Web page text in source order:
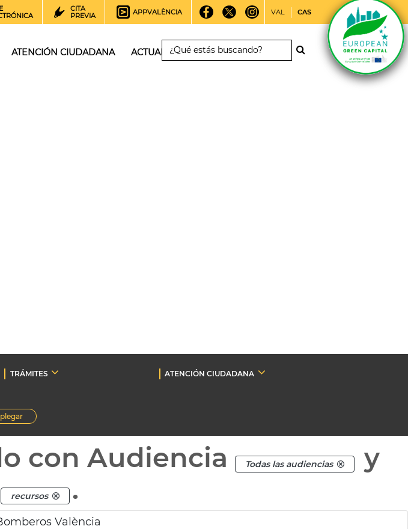
CITA
PREVIA
APPVALÈNCIA VAL CAS
ATENCIÓN CIUDADANA ACTUALIDAD
TRÁMITES
ATENCIÓN CIUDADANA
con Audiencia Todas las audiencias
y
recursos .
València